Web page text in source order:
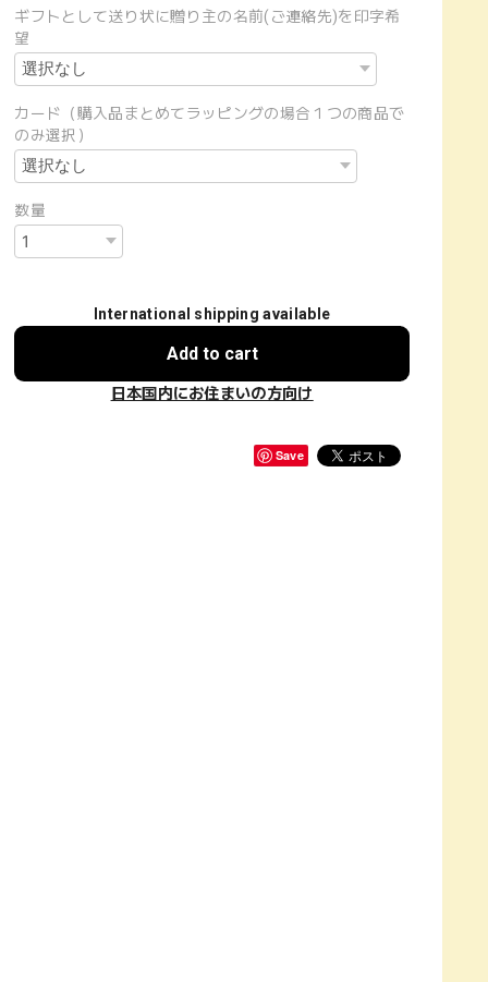
ギフトとして送り状に贈り主の名前(ご連絡先)を印字希
望
カード（購入品まとめてラッピングの場合１つの商品で
のみ選択）
数量
International shipping available
Add to cart
日本国内にお住まいの方向け
Save